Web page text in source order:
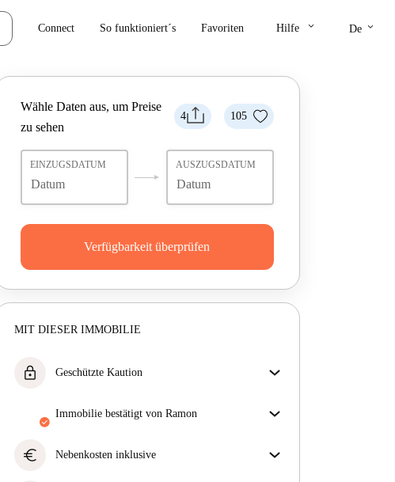
Connect So funktioniert´s Favoriten Hilfe keyboard_arrow_down De keyboard_arrow_down
4 105
Wähle Daten aus, um Preise
zu sehen
EINZUGSDATUM AUSZUGSDATUM
Verfügbarkeit überprüfen
MIT DIESER IMMOBILIE
lock Geschützte Kaution
Kaution nicht zurückzahlt, tun wir es.
Mehr Informationen
Immobilie bestätigt von Ramon
überprüft. So stellen wir sicher, dass du genau das
euro Nebenkosten inklusive